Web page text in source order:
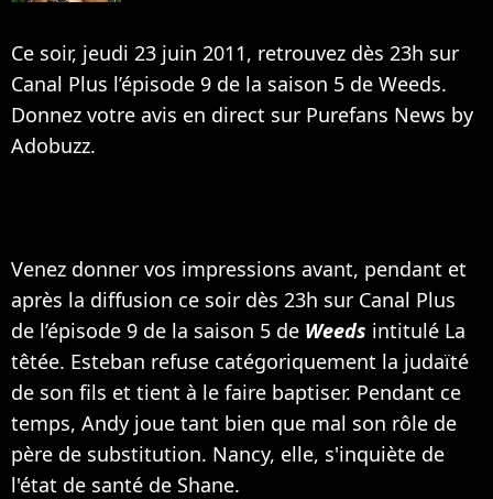
Ce soir, jeudi 23 juin 2011, retrouvez dès 23h sur
Canal Plus l’épisode 9 de la saison 5 de Weeds.
Donnez votre avis en direct sur Purefans News by
Adobuzz.
Venez donner vos impressions avant, pendant et
après la diffusion ce soir dès 23h sur Canal Plus
de l’épisode 9 de la saison 5 de Weeds intitulé La
têtée. Esteban refuse catégoriquement la judaïté
de son fils et tient à le faire baptiser. Pendant ce
temps, Andy joue tant bien que mal son rôle de
père de substitution. Nancy, elle, s'inquiète de
l'état de santé de Shane.